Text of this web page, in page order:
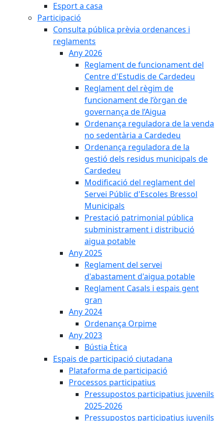
Esport a casa
Participació
Consulta pública prèvia ordenances i
reglaments
Any 2026
Reglament de funcionament del
Centre d'Estudis de Cardedeu
Reglament del règim de
funcionament de l’òrgan de
governança de l’Aigua
Ordenança reguladora de la venda
no sedentària a Cardedeu
Ordenança reguladora de la
gestió dels residus municipals de
Cardedeu
Modificació del reglament del
Servei Públic d'Escoles Bressol
Municipals
Prestació patrimonial pública
subministrament i distribució
aigua potable
Any 2025
Reglament del servei
d'abastament d'aigua potable
Reglament Casals i espais gent
gran
Any 2024
Ordenança Orpime
Any 2023
Bústia Ètica
Espais de participació ciutadana
Plataforma de participació
Processos participatius
Pressupostos participatius juvenils
2025-2026
Pressupostos participatius juvenils